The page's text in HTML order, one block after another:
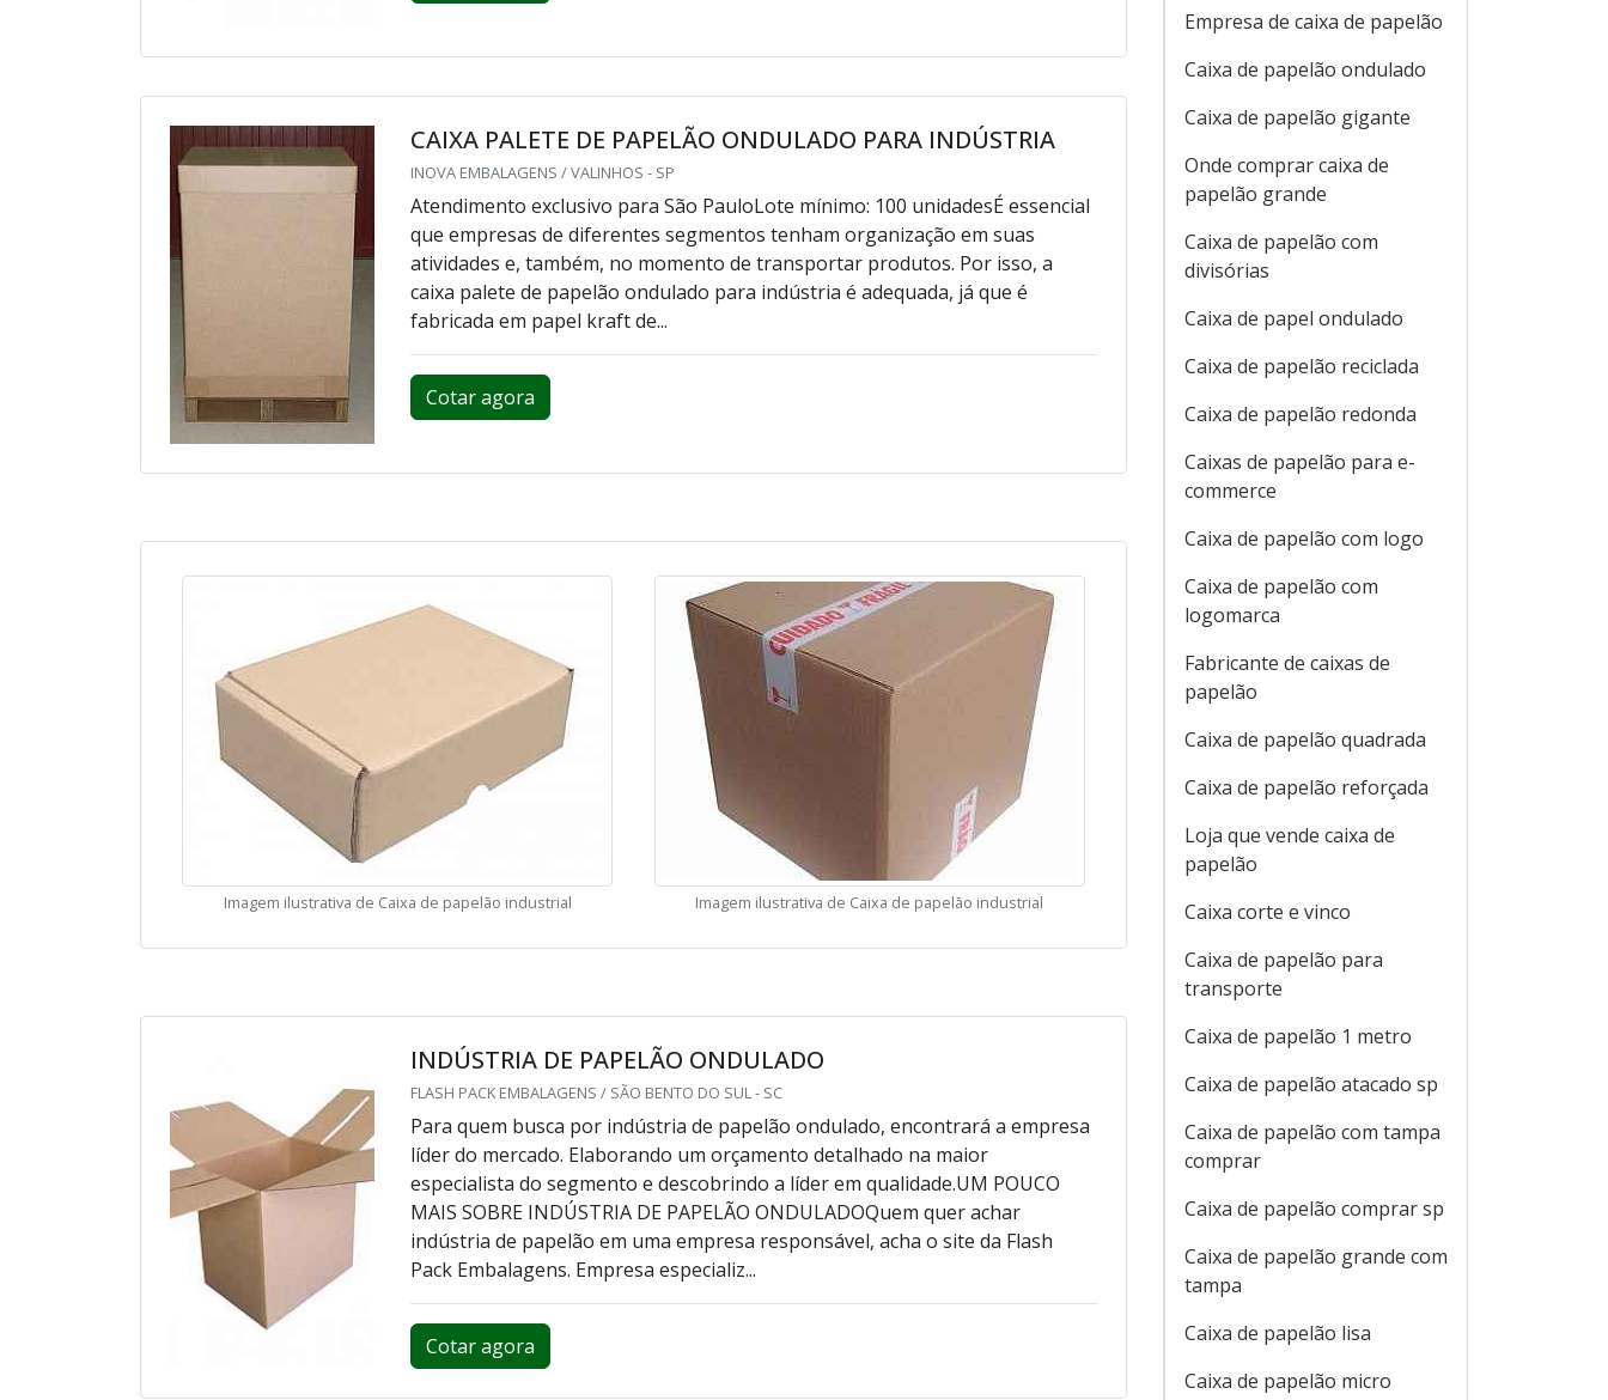
CAIXA PALETE DE PAPELÃO ONDULADO PARA INDÚSTRIA
INOVA EMBALAGENS / VALINHOS - SP
Atendimento exclusivo para São PauloLote mínimo: 100 unidadesÉ essencial
que empresas de diferentes segmentos tenham organização em suas
atividades e, também, no momento de transportar produtos. Por isso, a
caixa palete de papelão ondulado para indústria é adequada, já que é
fabricada em papel kraft de...
Cotar agora
Imagem ilustrativa de Caixa de papelão industrial Imagem ilustrativa de Caixa de papelão industrial
INDÚSTRIA DE PAPELÃO ONDULADO
FLASH PACK EMBALAGENS / SÃO BENTO DO SUL - SC
Para quem busca por indústria de papelão ondulado, encontrará a empresa
líder do mercado. Elaborando um orçamento detalhado na maior
especialista do segmento e descobrindo a líder em qualidade.UM POUCO
MAIS SOBRE INDÚSTRIA DE PAPELÃO ONDULADOQuem quer achar
indústria de papelão em uma empresa responsável, acha o site da Flash
Pack Embalagens. Empresa especializ...
Cotar agora
Empresa de caixa de papelão
Caixa de papelão ondulado
Caixa de papelão gigante
Onde comprar caixa de
papelão grande
Caixa de papelão com
divisórias
Caixa de papel ondulado
Caixa de papelão reciclada
Caixa de papelão redonda
Caixas de papelão para e-
commerce
Caixa de papelão com logo
Caixa de papelão com
logomarca
Fabricante de caixas de
papelão
Caixa de papelão quadrada
Caixa de papelão reforçada
Loja que vende caixa de
papelão
Caixa corte e vinco
Caixa de papelão para
transporte
Caixa de papelão 1 metro
Caixa de papelão atacado sp
Caixa de papelão com tampa
comprar
Caixa de papelão comprar sp
Caixa de papelão grande com
tampa
Caixa de papelão lisa
Caixa de papelão micro